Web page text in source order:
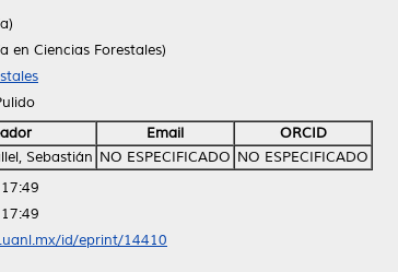
en Ciencias Forestales)
Email
ORCID
Sebastián NO ESPECIFICADO NO ESPECIFICADO
id/eprint/14410